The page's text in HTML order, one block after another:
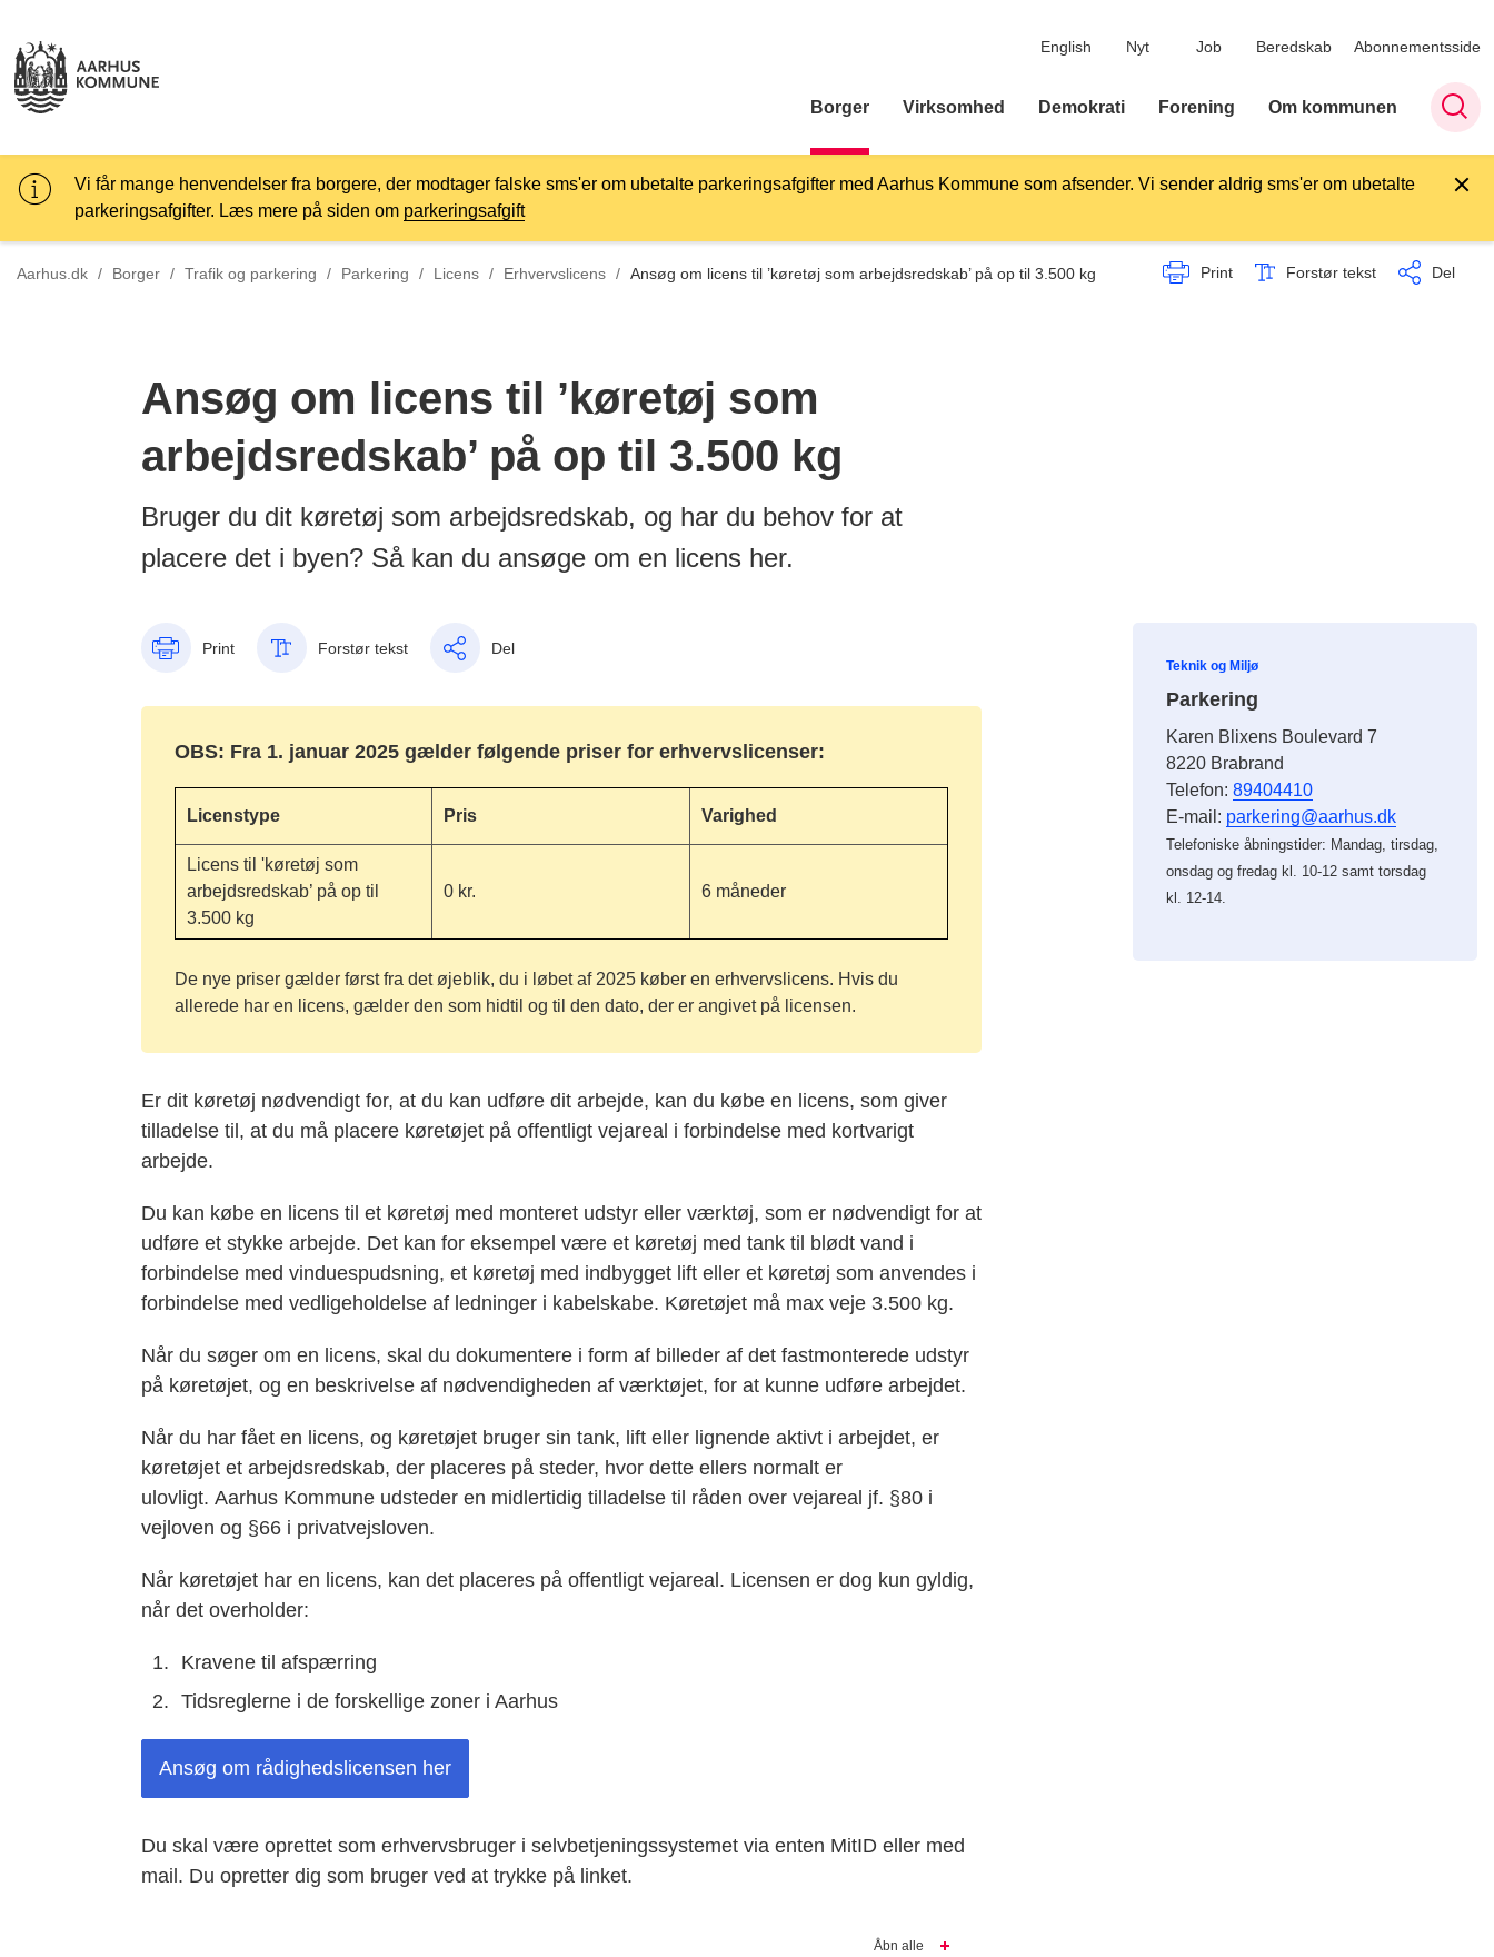
English Nyt Job Beredskab Abonnementsside
Borger Virksomhed Demokrati Forening Om kommunen
Vi får mange henvendelser fra borgere, der modtager falske sms'er om ubetalte parkeringsafgifter med Aarhus Kommune som afsender. Vi sender aldrig sms'er om ubetalte
parkeringsafgifter. Læs mere på siden om parkeringsafgift
Aarhus.dk / Borger / Trafik og parkering / Parkering / Licens / Tilbage til
Erhvervslicens / Ansøg om licens til ’køretøj som arbejdsredskab’ på op til 3.500 kg Print Forstør tekst Del
Ansøg om licens til ’køretøj som
arbejdsredskab’ på op til 3.500 kg
Bruger du dit køretøj som arbejdsredskab, og har du behov for at
placere det i byen? Så kan du ansøge om en licens her.
Print Forstør tekst Del
OBS: Fra 1. januar 2025 gælder følgende priser for erhvervslicenser:
Licenstype Pris Varighed
Licens til 'køretøj som
arbejdsredskab’ på op til
3.500 kg
0 kr. 6 måneder
De nye priser gælder først fra det øjeblik, du i løbet af 2025 køber en erhvervslicens. Hvis du
allerede har en licens, gælder den som hidtil og til den dato, der er angivet på licensen.
Er dit køretøj nødvendigt for, at du kan udføre dit arbejde, kan du købe en licens, som giver
tilladelse til, at du må placere køretøjet på offentligt vejareal i forbindelse med kortvarigt
arbejde.
Du kan købe en licens til et køretøj med monteret udstyr eller værktøj, som er nødvendigt for at
udføre et stykke arbejde. Det kan for eksempel være et køretøj med tank til blødt vand i
forbindelse med vinduespudsning, et køretøj med indbygget lift eller et køretøj som anvendes i
forbindelse med vedligeholdelse af ledninger i kabelskabe. Køretøjet må max veje 3.500 kg.
Når du søger om en licens, skal du dokumentere i form af billeder af det fastmonterede udstyr
på køretøjet, og en beskrivelse af nødvendigheden af værktøjet, for at kunne udføre arbejdet.
Når du har fået en licens, og køretøjet bruger sin tank, lift eller lignende aktivt i arbejdet, er
køretøjet et arbejdsredskab, der placeres på steder, hvor dette ellers normalt er
ulovligt. Aarhus Kommune udsteder en midlertidig tilladelse til råden over vejareal jf. §80 i
vejloven og §66 i privatvejsloven.
Når køretøjet har en licens, kan det placeres på offentligt vejareal. Licensen er dog kun gyldig,
når det overholder:
Kravene til afspærring
Tidsreglerne i de forskellige zoner i Aarhus
Ansøg om rådighedslicensen her
Du skal være oprettet som erhvervsbruger i selvbetjeningssystemet via enten MitID eller med
mail. Du opretter dig som bruger ved at trykke på linket.
Åbn alle
Teknik og Miljø
Parkering
Karen Blixens Boulevard 7
8220 Brabrand
Telefon:89404410
E-mail: parkering@aarhus.dk
Telefoniske åbningstider: Mandag, tirsdag,
onsdag og fredag kl. 10-12 samt torsdag
kl. 12-14.